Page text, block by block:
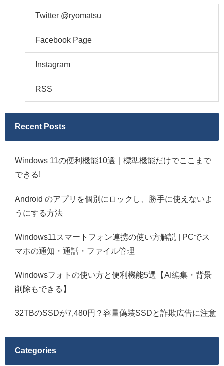
Twitter @ryomatsu
Facebook Page
Instagram
RSS
Recent Posts
Windows 11の便利機能10選｜標準機能だけでここまで
できる!
Android のアプリを個別にロックし、勝手に使えないよ
うにする方法
Windows11スマートフォン連携の使い方解説 | PCでス
マホの通知・通話・ファイル管理
Windowsフォトの使い方と便利機能5選【AI編集・背景
削除もできる】
32TBのSSDが7,480円？容量偽装SSDと詐欺広告に注意
Categories